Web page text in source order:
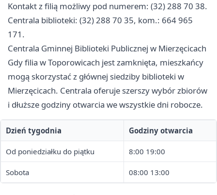
Kontakt z filią możliwy pod numerem: (32) 288 70 38.
Centrala biblioteki: (32) 288 70 35, kom.: 664 965
171.
Centrala Gminnej Biblioteki Publicznej w Mierzęcicach
Gdy filia w Toporowicach jest zamknięta, mieszkańcy
mogą skorzystać z głównej siedziby biblioteki w
Mierzęcicach. Centrala oferuje szerszy wybór zbiorów
i dłuższe godziny otwarcia we wszystkie dni robocze.
Dzień tygodnia Godziny otwarcia
Od poniedziałku do piątku 8:00 19:00
Sobota 08:00 13:00